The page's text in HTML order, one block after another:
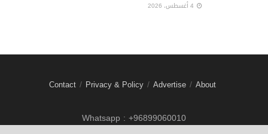
About
Advertise
Privacy & Policy
Contact
Whatsapp : +96899060010